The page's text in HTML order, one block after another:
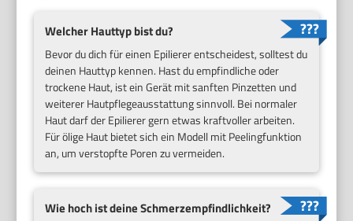
Welcher Hauttyp bist du?
Bevor du dich für einen Epilierer entscheidest, solltest du
deinen Hauttyp kennen. Hast du empfindliche oder
trockene Haut, ist ein Gerät mit sanften Pinzetten und
weiterer Hautpflegeausstattung sinnvoll. Bei normaler
Haut darf der Epilierer gern etwas kraftvoller arbeiten.
Für ölige Haut bietet sich ein Modell mit Peelingfunktion
an, um verstopfte Poren zu vermeiden.
Wie hoch ist deine Schmerzempfindlichkeit?